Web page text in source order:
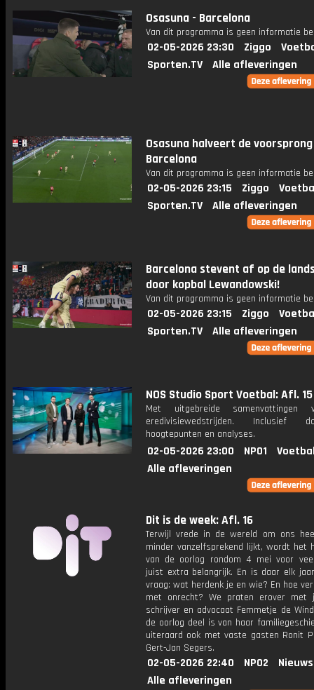
Osasuna - Barcelona
Van dit programma is geen informatie
02-05-2026 23:30 Ziggo
Sporten.TV
Alle afleveringen
Osasuna halveert de
Barcelona
Van dit programma is geen informatie
02-05-2026 23:15 Ziggo
Sporten.TV
Alle afleveringen
Barcelona stevent af op de
door kopbal Lewandowski!
Van dit programma is geen informatie
02-05-2026 23:15 Ziggo
Sporten.TV
Alle afleveringen
NOS Studio Sport Voetbal: Afl. 15
Met uitgebreide samenvattingen
eredivisiewedstrijden. Inclusief
hoogtepunten en analyses.
02-05-2026 23:00 NPO1
Alle afleveringen
Dit is de week: Afl. 16
Terwijl vrede in de wereld om ons
minder vanzelfsprekend lijkt, wordt het
van de oorlog rondom 4 mei voor
juist extra belangrijk. En is daar elk
vraag: wat herdenk je en wie? En hoe
met onrecht? We praten erover met
schrijver en advocaat Femmetje de
de oorlog deel is van haar
uiteraard ook met vaste gasten Ronit
Gert-Jan Segers.
02-05-2026 22:40 NPO2
Alle afleveringen